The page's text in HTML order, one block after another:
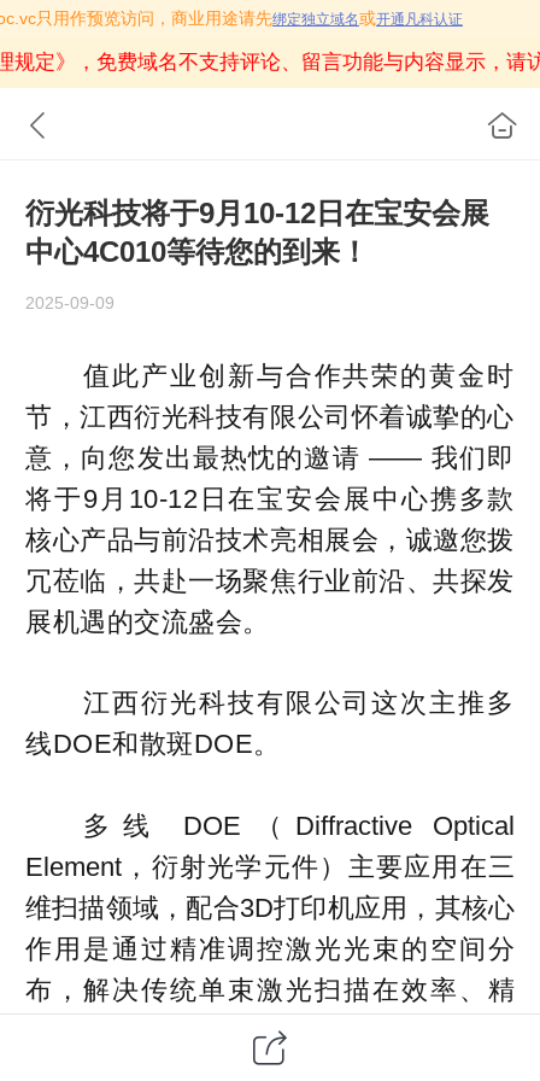
只用作预览访问，商业用途请先绑定独立域名或开通凡科认证
规定》 ，免费域名不支持评论、留言功能与内容显示，请
衍光科技将于9月10-12日在宝安会展
中心4C010等待您的到来！
2025-09-09
值此产业创新与合作共荣的黄金时
节，江西衍光科技有限公司怀着诚挚的心
意，向您发出最热忱的邀请 —— 我们即
将于9月10-12日在宝安会展中心携多款
核心产品与前沿技术亮相展会，诚邀您拨
冗莅临，共赴一场聚焦行业前沿、共探发
展机遇的交流盛会。
江西衍光科技有限公司这次主推多
线DOE和散斑DOE。
多线 DOE（Diffractive Optical
Element，衍射光学元件）主要应用在三
维扫描领域，配合3D打印机应用，其核心
作用是通过精准调控激光光束的空间分
布，解决传统单束激光扫描在效率、精
度、细节还原等方面的局限，为不同场景
下的三维扫描需求提供定制化的光学解决